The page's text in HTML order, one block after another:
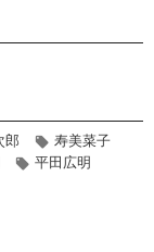
郎
寿美菜子
平田広明